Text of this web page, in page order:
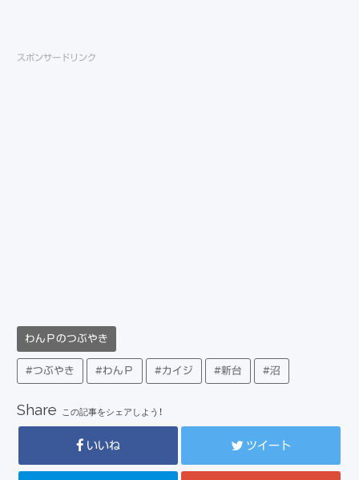
スポンサードリンク
わんＰのつぶやき
#つぶやき #わんＰ #カイジ #新台 #沼
Share この記事をシェアしよう！
いいね ツイート